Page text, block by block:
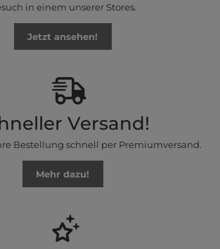
in einem unserer Stores.
Jetzt ansehen!
Versand!
Bestellung schnell per Premiumversand.
Mehr dazu!